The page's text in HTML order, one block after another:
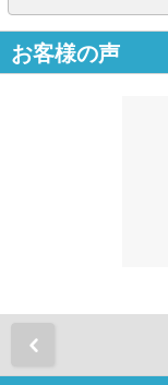
お客様の声